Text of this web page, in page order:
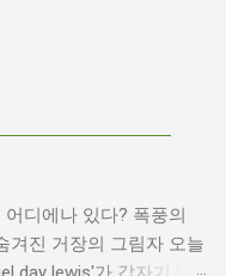
디에나 있다? 폭풍의
겨진 거장의 그림자 오늘